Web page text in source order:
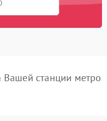
станции метро